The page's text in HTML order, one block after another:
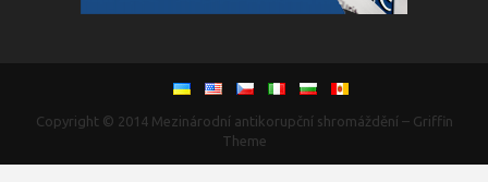
Copyright © 2014 Mezinárodní antikorupční shromáždění– Griffin
Theme